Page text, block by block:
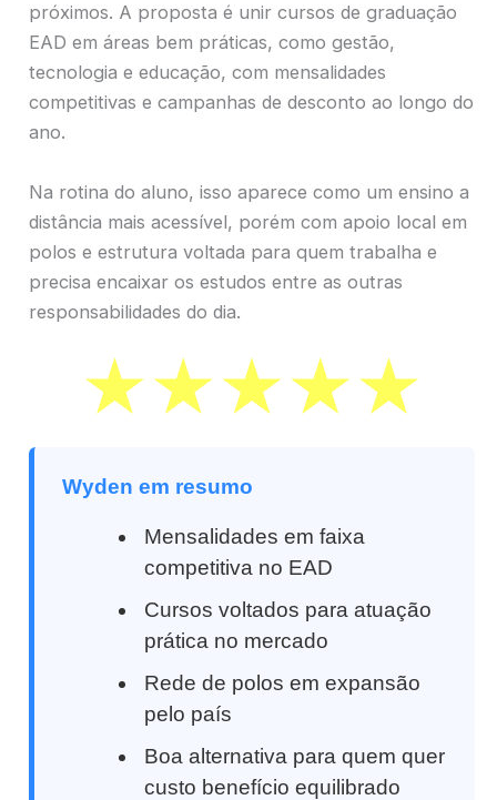
próximos. A proposta é unir cursos de graduação
EAD em áreas bem práticas, como gestão,
tecnologia e educação, com mensalidades
competitivas e campanhas de desconto ao longo do
ano.
Na rotina do aluno, isso aparece como um ensino a
distância mais acessível, porém com apoio local em
polos e estrutura voltada para quem trabalha e
precisa encaixar os estudos entre as outras
responsabilidades do dia.
Wyden em resumo
Mensalidades em faixa
competitiva no EAD
Cursos voltados para atuação
prática no mercado
Rede de polos em expansão
pelo país
Boa alternativa para quem quer
custo benefício equilibrado